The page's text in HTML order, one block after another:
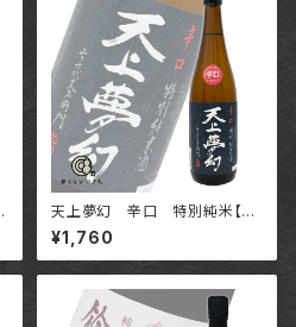
天上夢幻 辛口 特別純米【72
¥1,760